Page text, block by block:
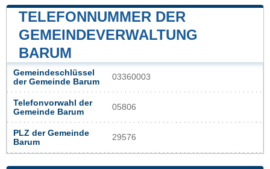
TELEFONNUMMER DER
GEMEINDEVERWALTUNG
BARUM
Gemeindeschlüssel
der Gemeinde Barum
03360003
Telefonvorwahl der
Gemeinde Barum
05806
PLZ der Gemeinde
Barum
29576